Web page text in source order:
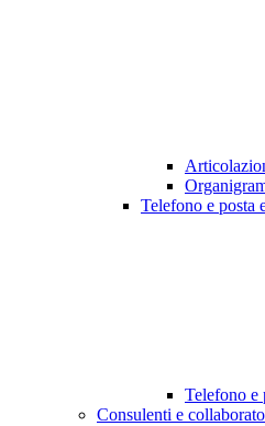
Telefono e posta
Telefono e
Consulenti e